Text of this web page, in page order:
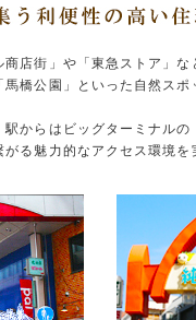
店街」や「東急ストア」
橋公園」といった自然ス
駅からはビッグターミナル
る魅力的なアクセス環境を